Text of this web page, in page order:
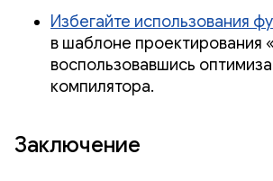
Избегайте использования
в шаблоне проектирования
воспользовавшись
компилятора.
Заключение